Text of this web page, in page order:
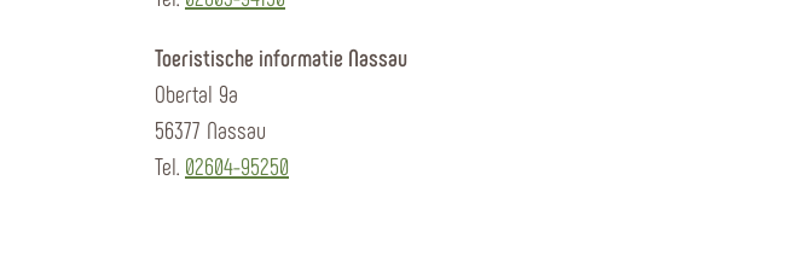
Toeristische informatie Nassau
Obertal 9a
56377 Nassau
Tel. 02604-95250